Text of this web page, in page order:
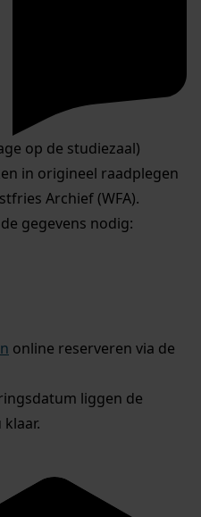
op de studiezaal)
in origineel raadplegen
Archief (WFA).
gegevens nodig:
online reserveren via de
liggen de